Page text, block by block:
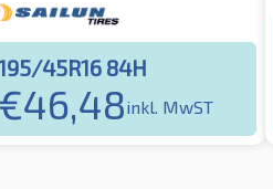
45R16 84H
€46,48inkl. MwST